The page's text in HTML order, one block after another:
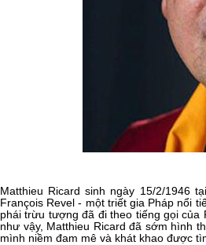
Matthieu Ricard sinh ngày 15/2/1946
François Revel - một triết gia Pháp nổi
phái trừu tượng đã đi theo tiếng gọi
như vậy, Matthieu Ricard đã sớm hình
mình niềm đam mê và khát khao được